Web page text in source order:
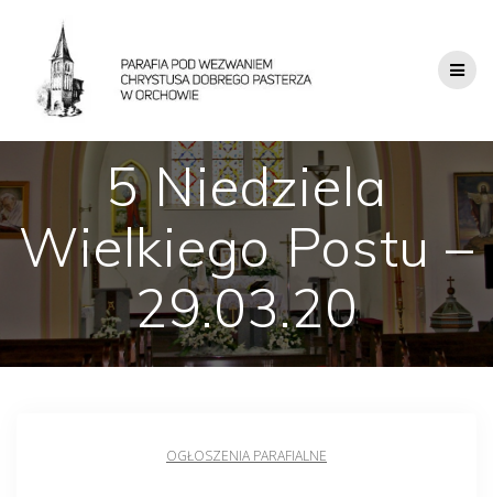
5 Niedziela
Wielkiego Postu –
29.03.20
OGŁOSZENIA PARAFIALNE